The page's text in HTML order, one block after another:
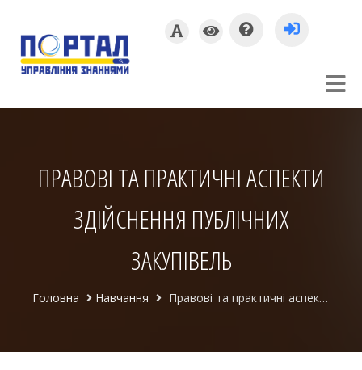
ПРАВОВІ ТА ПРАКТИЧНІ АСПЕКТИ
ЗДІЙСНЕННЯ ПУБЛІЧНИХ
ЗАКУПІВЕЛЬ
Головна Навчання Правові та практичні аспекти здійснення публічних закупівель